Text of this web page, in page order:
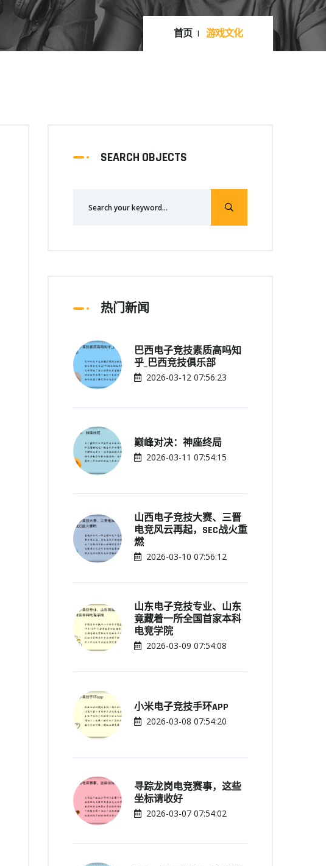
首页 游戏文化
SEARCH OBJECTS
热门新闻
巴西电子竞技素质高吗知
乎_巴西竞技俱乐部
2026-03-12 07:56:23
巅峰对决：神座终局
2026-03-11 07:54:15
山西电子竞技大赛、三晋
电竞风云再起，SEC战火重
燃
2026-03-10 07:56:12
山东电子竞技专业、山东
竟藏着一所全国首家本科
电竞学院
2026-03-09 07:54:08
小米电子竞技手环APP
2026-03-08 07:54:20
寻踪龙岗电竞赛事，这些
坐标请收好
2026-03-07 07:54:02